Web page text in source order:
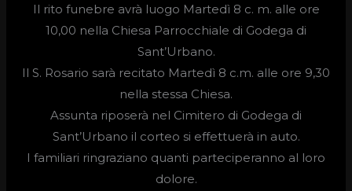
Il rito funebre avrà luogo Martedì 8 c. m. alle ore
10,00 nella Chiesa Parrocchiale di Godega di
Sant’Urbano.
Il S. Rosario sarà recitato Martedì 8 c.m. alle ore 9,30
nella stessa Chiesa.
Assunta riposerà nel Cimitero di Godega di
Sant’Urbano il corteo si effettuerà in auto.
I familiari ringraziano quanti parteciperanno al loro
dolore.